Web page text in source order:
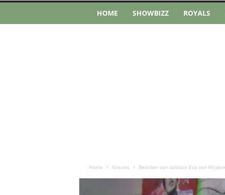
HOME SHOWBIZZ ROYALS
Home Nieuws Beelden van dakloze Eva van